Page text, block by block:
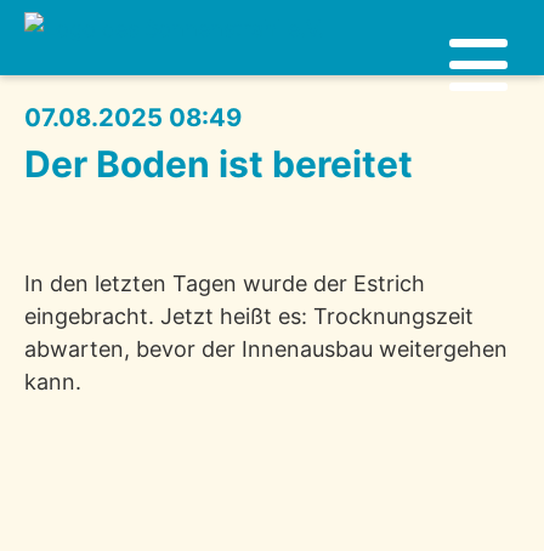
07.08.2025 08:49
Der Boden ist bereitet
In den letzten Tagen wurde der Estrich
eingebracht. Jetzt heißt es: Trocknungszeit
abwarten, bevor der Innenausbau weitergehen
kann.